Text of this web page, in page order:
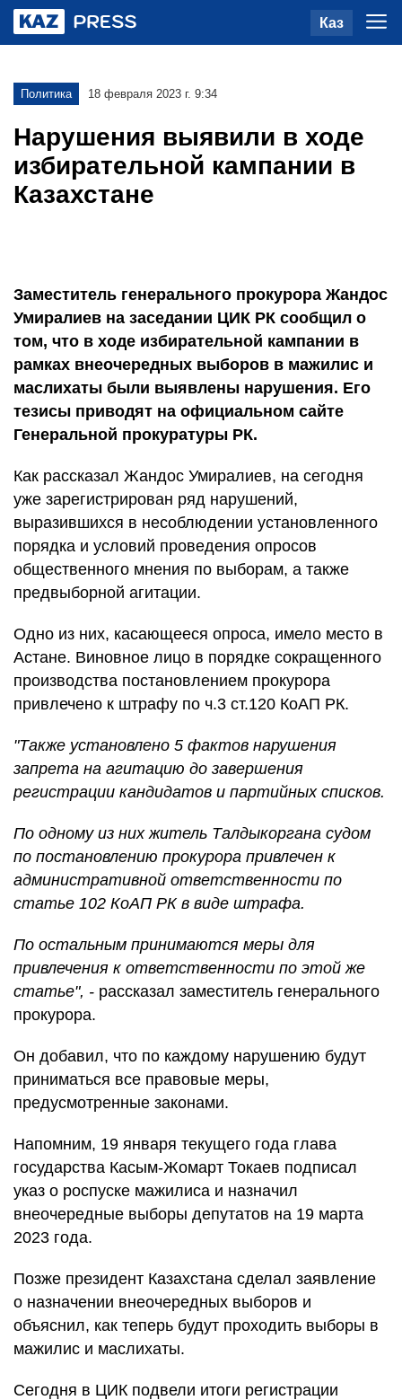
Каз
Политика 18 февраля 2023 г. 9:34
Нарушения выявили в ходе
избирательной кампании в
Казахстане
Заместитель генерального прокурора Жандос
Умиралиев на заседании ЦИК РК сообщил о
том, что в ходе избирательной кампании в
рамках внеочередных выборов в мажилис и
маслихаты были выявлены нарушения. Его
тезисы приводят на официальном сайте
Генеральной прокуратуры РК.
Как рассказал Жандос Умиралиев, на сегодня
уже зарегистрирован ряд нарушений,
выразившихся в несоблюдении установленного
порядка и условий проведения опросов
общественного мнения по выборам, а также
предвыборной агитации.
Одно из них, касающееся опроса, имело место в
Астане. Виновное лицо в порядке сокращенного
производства постановлением прокурора
привлечено к штрафу по ч.3 ст.120 КоАП РК.
"Также установлено 5 фактов нарушения
запрета на агитацию до завершения
регистрации кандидатов и партийных списков.
По одному из них житель Талдыкоргана судом
по постановлению прокурора привлечен к
административной ответственности по
статье 102 КоАП РК в виде штрафа.
По остальным принимаются меры для
привлечения к ответственности по этой же
статье", - рассказал заместитель генерального
прокурора.
Он добавил, что по каждому нарушению будут
приниматься все правовые меры,
предусмотренные законами.
Напомним, 19 января текущего года глава
государства Касым-Жомарт Токаев подписал
указ о роспуске мажилиса и назначил
внеочередные выборы депутатов на 19 марта
2023 года.
Позже президент Казахстана сделал заявление
о назначении внеочередных выборов и
объяснил, как теперь будут проходить выборы в
мажилис и маслихаты.
Сегодня в ЦИК подвели итоги регистрации